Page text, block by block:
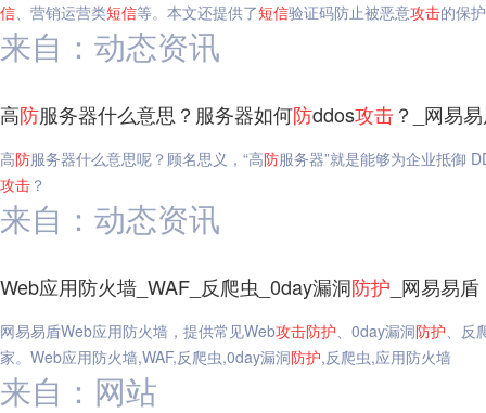
信、营销运营类短信等。本文还提供了短信验证码防止被恶意攻击的保
来自：动态资讯
高防服务器什么意思？服务器如何防ddos攻击？_网易
高防服务器什么意思呢？顾名思义，“高防服务器”就是能够为企业抵御
攻击 ？
来自：动态资讯
Web应用防火墙_WAF_反爬虫_0day漏洞防护 _网易易盾
网易易盾Web应用防火墙，提供常见Web攻击防护、0day漏洞防护、反
家。Web应用防火墙,WAF,反爬虫,0day漏洞防护,反爬虫,应用防火墙
来自：网站